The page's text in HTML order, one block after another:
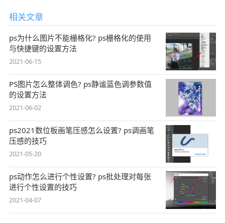
相关文章
ps为什么图片不能栅格化? ps栅格化的使用
与快捷键的设置方法
2021-06-15
PS图片怎么整体调色? ps静谧蓝色调参数值
的设置方法
2021-06-02
ps2021数位板画笔压感怎么设置? ps调画笔
压感的技巧
2021-05-20
ps动作怎么进行个性设置? ps批处理对每张
进行个性设置的技巧
2021-04-07